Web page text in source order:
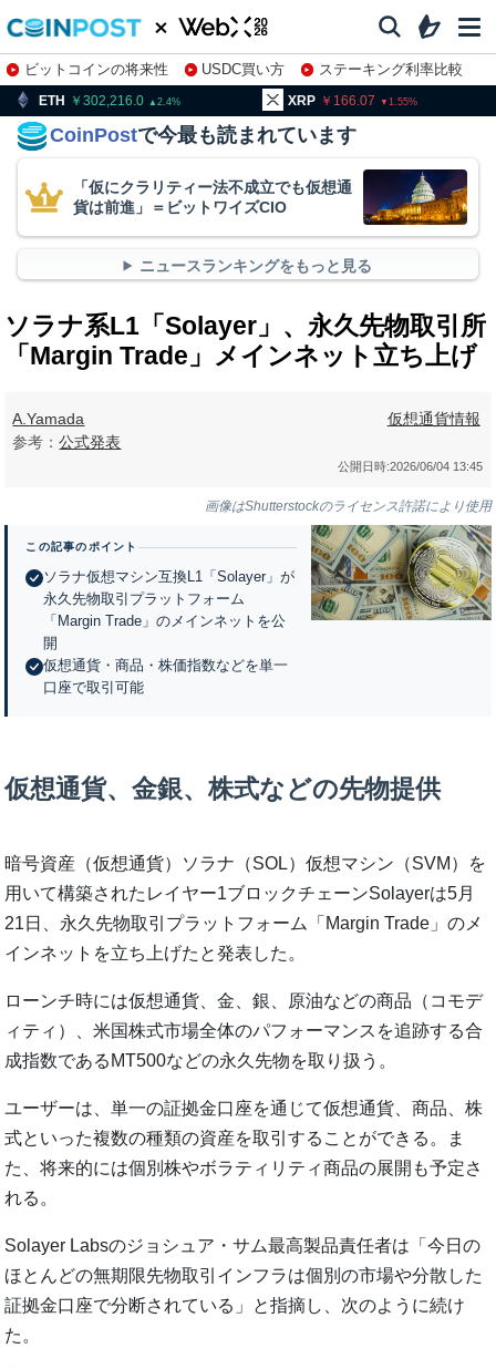
ビットコインの将来性 USDC買い方
ステーキング利率比較
株特集・関連銘柄
2.4 166.07 1.55
CoinPostで今最も読まれています
「仮にクラリティー法不成立でも仮想通
貨は前進」＝ビットワイズCIO
ニュースランキングをもっと見る
ソラナ系L1「Solayer」、永久先物取引所
「Margin Trade」メインネット立ち上げ
A.Yamada
参考：公式発表
仮想通貨情報
公開日時:2026/06/04 13:45
画像はShutterstockのライセンス許諾により使用
この記事のポイント
ソラナ仮想マシン互換L1「Solayer」が
永久先物取引プラットフォーム
「Margin Trade」のメインネットを公
開
仮想通貨・商品・株価指数などを単一
口座で取引可能
仮想通貨、金銀、株式などの先物提供
暗号資産（仮想通貨）ソラナ（SOL）仮想マシン（SVM）を
用いて構築されたレイヤー1ブロックチェーンSolayerは5月
21日、永久先物取引プラットフォーム「Margin Trade」のメ
インネットを立ち上げたと発表した。
ローンチ時には仮想通貨、金、銀、原油などの商品（コモデ
ィティ）、米国株式市場全体のパフォーマンスを追跡する合
成指数であるMT500などの永久先物を取り扱う。
ユーザーは、単一の証拠金口座を通じて仮想通貨、商品、株
式といった複数の種類の資産を取引することができる。ま
た、将来的には個別株やボラティリティ商品の展開も予定さ
れる。
Solayer Labsのジョシュア・サム最高製品責任者は「今日の
ほとんどの無期限先物取引インフラは個別の市場や分散した
証拠金口座で分断されている」と指摘し、次のように続け
た。